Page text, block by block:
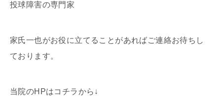
投球障害の専門家
家氏一也がお役に立てることがあればご連絡お待ちし
ております。
当院のHPはコチラから↓